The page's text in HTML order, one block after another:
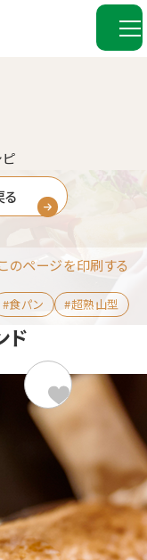
ド
#食パン #超熟山型
このページを印刷する